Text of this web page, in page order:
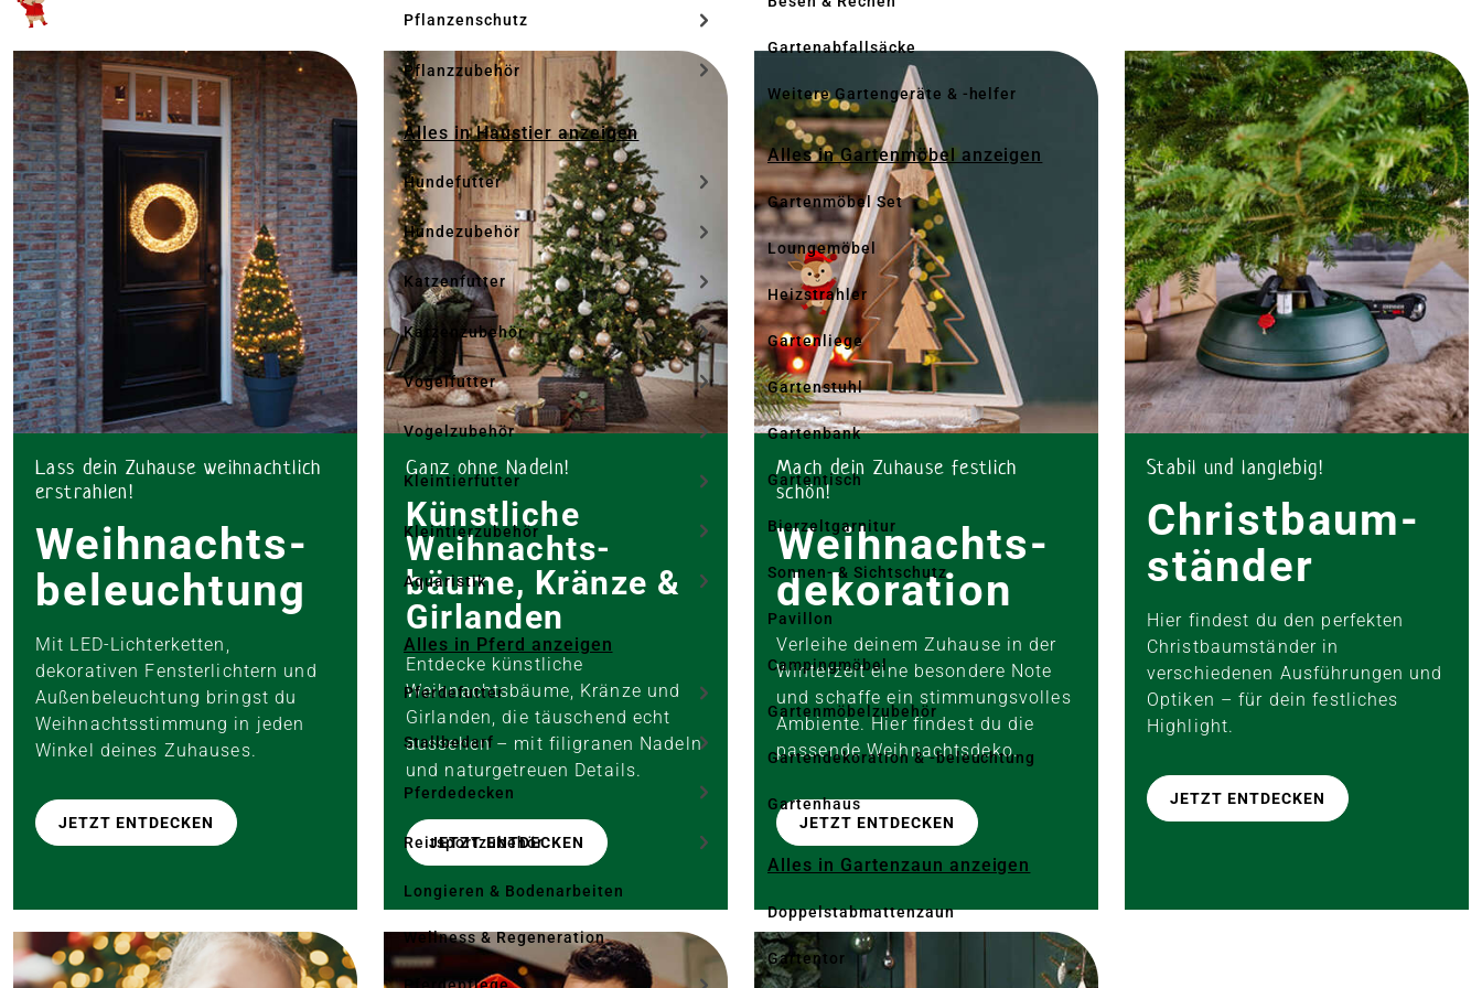
Pflanzenschutz
Pflanzzubehör
Alles in Haustier anzeigen
Hundefutter
Hundezubehör
Katzenfutter
Katzenzubehör
Vogelfutter
Vogelzubehör
Kleintierfutter
Kleintierzubehör
Aquaristik
Alles in Pferd anzeigen
Pferdefutter
Stallbedarf
Pferdedecken
Reitsportzubehör
Longieren & Bodenarbeiten
Wellness & Regeneration
Gartenabfallsäcke
Weitere Gartengeräte & -helfer
Alles in Gartenmöbel anzeigen
Gartenmöbel Set
Loungemöbel
Heizstrahler
Gartenliege
Gartenstuhl
Gartenbank
Gartentisch
Bierzeltgarnitur
Sonnen- & Sichtschutz
Pavillon
Campingmöbel
Gartenmöbelzubehör
Gartendekoration & -beleuchtung
Gartenhaus
Alles in Gartenzaun anzeigen
Doppelstabmattenzaun
Gartentor
Lass dein Zuhause weihnachtlich
erstrahlen!
Weihnachts­
beleuchtung
Mit LED-Lichterketten,
dekorativen Fensterlichtern und
Außenbeleuchtung bringst du
Weihnachtsstimmung in jeden
Winkel deines Zuhauses.
JETZT ENTDECKEN
Ganz ohne Nadeln!
Künstliche
Weihnachts­
bäume, Kränze &
Girlanden
Entdecke künstliche
Weihnachtsbäume, Kränze und
Girlanden, die täuschend echt
aussehen – mit filigranen Nadeln
und naturgetreuen Details.
JETZT ENTDECKEN
Mach dein Zuhause festlich
schön!
Weihnachts­
deko­ration
Verleihe deinem Zuhause in der
Winterzeit eine besondere Note
und schaffe ein stimmungsvolles
Ambiente. Hier findest du die
passende Weihnachtsdeko.
JETZT ENTDECKEN
Stabil und langlebig!
Christbaum­
ständer
Hier findest du den perfekten
Christbaumständer in
verschiedenen Ausführungen und
Optiken – für dein festliches
Highlight.
JETZT ENTDECKEN